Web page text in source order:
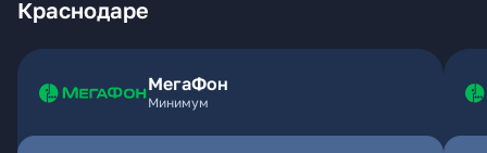
Краснодаре
МегаФон
Минимум